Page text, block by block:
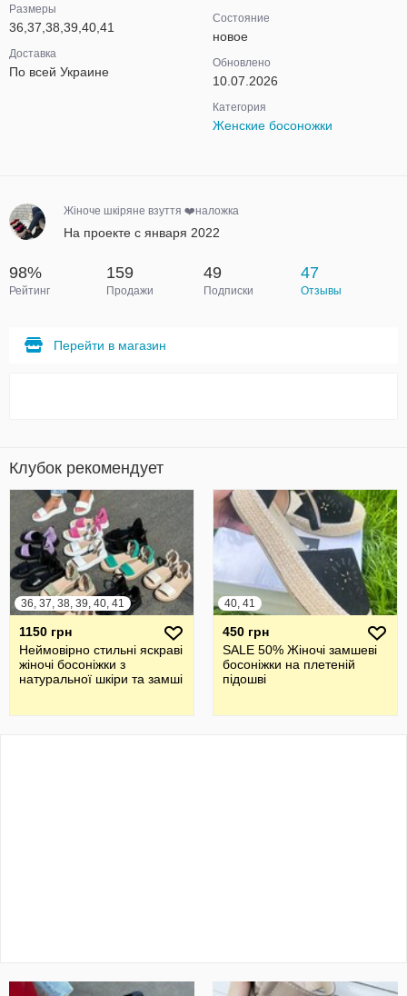
Размеры
36,37,38,39,40,41
Доставка
По всей Украине
Состояние
новое
Обновлено
10.07.2026
Категория
Женские босоножки
Жіноче шкіряне взуття ❤️наложка
На проекте с января 2022
98%
Рейтинг
159
Продажи
49
Подписки
47
Отзывы
Перейти в магазин
Клубок рекомендует
36, 37, 38, 39, 40, 41
1150 грн
Неймовірно стильні яскраві
жіночі босоніжки з
натуральної шкіри та замші
40, 41
450 грн
SALE 50% Жіночі замшеві
босоніжки на плетеній
підошві